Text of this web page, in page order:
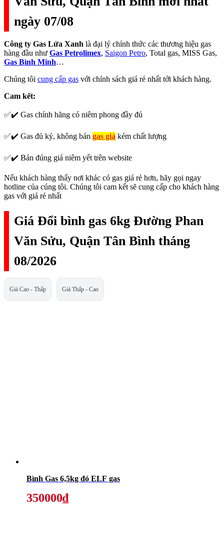
ngày 07/08
Công ty Gas Lửa Xanh là đại lý chính thức các thương hiệu gas
hàng đầu như Gas Petrolimex, Saigon Petro, Total gas, MISS Gas,
Gas Bình Minh…
Chúng tôi cung cấp gas với chính sách giá rẻ nhất tới khách hàng.
Cam kết:
✅✔️ Gas chính hãng có niêm phong đầy đủ
✅✔️ Gas đủ ký, không bán gas giả kém chất lượng
✅✔️ Bán đúng giá niêm yết trên website
Nếu khách hàng thấy nơi khác có gas giá rẻ hơn, hãy gọi ngay
hotline của cúng tôi. Chúng tôi cam kết sẽ cung cấp cho khách hàng
gas với giá rẻ nhất
Giá Đổi bình gas 6kg Đường Phan
Văn Sửu, Quận Tân Bình tháng
08/2026
Giá Cao - Thấp Giá Thấp - Cao
Bình Gas 6,5kg đỏ ELF gas
350000₫